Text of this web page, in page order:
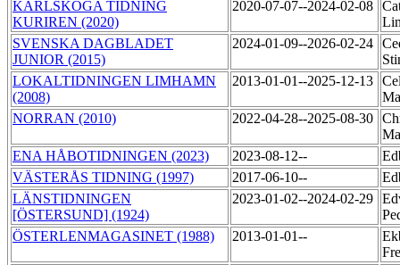
KARLSKOGA TIDNING
KURIREN (2020)
2020-07-07--2024-02-08
SVENSKA DAGBLADET
JUNIOR (2015)
2024-01-09--2026-02-24
LOKALTIDNINGEN LIMHAMN
(2008)
2013-01-01--2025-12-13
NORRAN (2010)
2022-04-28--2025-08-30
ENA HÅBOTIDNINGEN (2023)
2023-08-12--
VÄSTERÅS TIDNING (1997)
2017-06-10--
LÄNSTIDNINGEN
[ÖSTERSUND] (1924)
2023-01-02--2024-02-29
ÖSTERLENMAGASINET (1988)
2013-01-01--